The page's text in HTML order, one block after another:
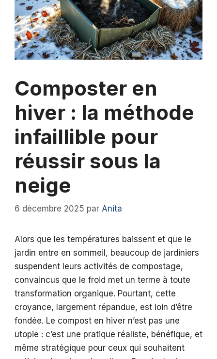
Composter en
hiver : la méthode
infaillible pour
réussir sous la
neige
6 décembre 2025 par Anita
Alors que les températures baissent et que le
jardin entre en sommeil, beaucoup de jardiniers
suspendent leurs activités de compostage,
convaincus que le froid met un terme à toute
transformation organique. Pourtant, cette
croyance, largement répandue, est loin d’être
fondée. Le compost en hiver n’est pas une
utopie : c’est une pratique réaliste, bénéfique, et
même stratégique pour ceux qui souhaitent